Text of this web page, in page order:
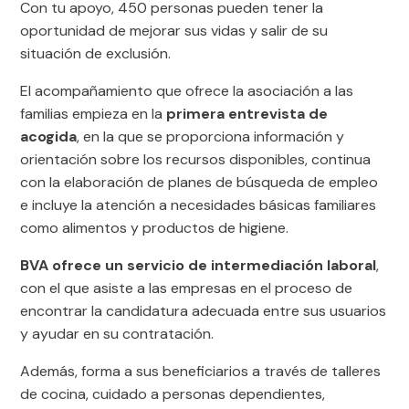
Con tu apoyo, 450 personas pueden tener la
oportunidad de mejorar sus vidas y salir de su
situación de exclusión.
El acompañamiento que ofrece la asociación a las
familias empieza en la primera entrevista de
acogida, en la que se proporciona información y
orientación sobre los recursos disponibles, continua
con la elaboración de planes de búsqueda de empleo
e incluye la atención a necesidades básicas familiares
como alimentos y productos de higiene.
BVA ofrece un servicio de intermediación laboral,
con el que asiste a las empresas en el proceso de
encontrar la candidatura adecuada entre sus usuarios
y ayudar en su contratación.
Además, forma a sus beneficiarios a través de talleres
de cocina, cuidado a personas dependientes,